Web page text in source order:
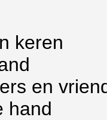
keren
en
hand